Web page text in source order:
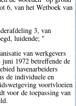
6, van het Wetboek van
3, van
luidende; "
van werkgevers
1972 betreffende de
havenarbeiders
de individuele en
voortvloeien
voor de toepassing van